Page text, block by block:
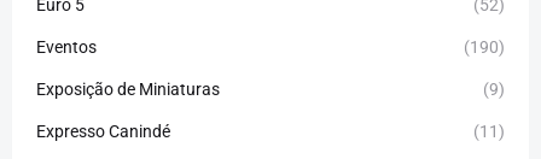
Euro 5 (52)
Eventos (190)
Exposição de Miniaturas (9)
Expresso Canindé (11)